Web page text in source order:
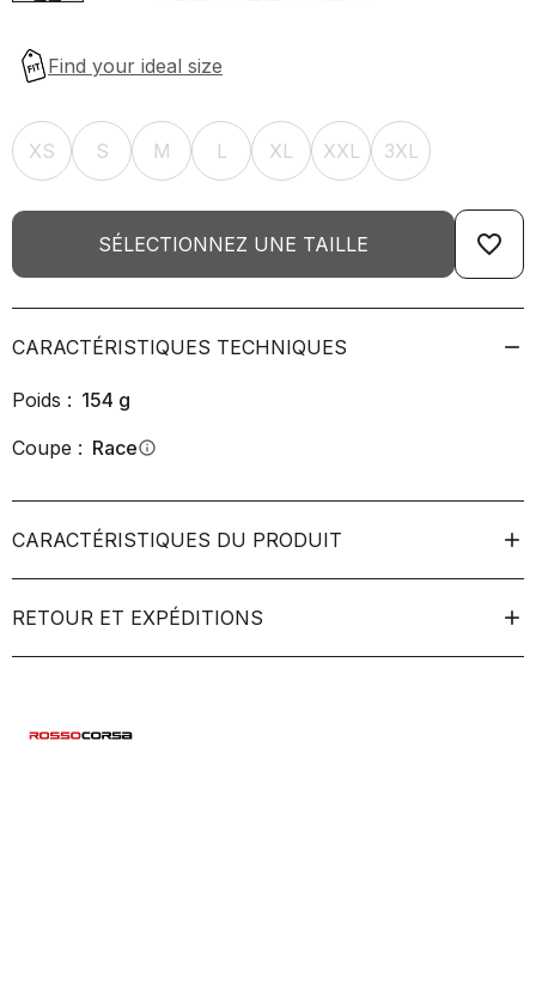
XS S M L XL XXL 3XL
SÉLECTIONNEZ UNE TAILLE favorite_border
CARACTÉRISTIQUES TECHNIQUES
Poids : 154 g
Coupe : Raceinfo
CARACTÉRISTIQUES DU PRODUIT
RETOUR ET EXPÉDITIONS